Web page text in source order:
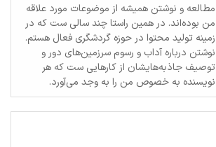
مطالعه و نوشتن همیشه از موضوعات مورد علاقه
من بوده‌اند. در همین راستا چند سالی ست که در
زمینه تولید محتوا در حوزه گردشگری فعال هستم.
نوشتن درباره آداب و رسوم سرزمین‌های دور و
توصیف جاذبه‌هایشان از کارهایی ست که هر
نویسنده به خصوص من را به وجد می‌آورد.